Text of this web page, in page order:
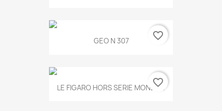
GEO N 307 favorite_border
LE FIGARO HORS SERIE MONET...
favorite_border